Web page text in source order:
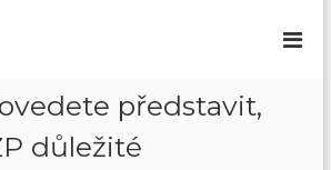
představit,
důležité